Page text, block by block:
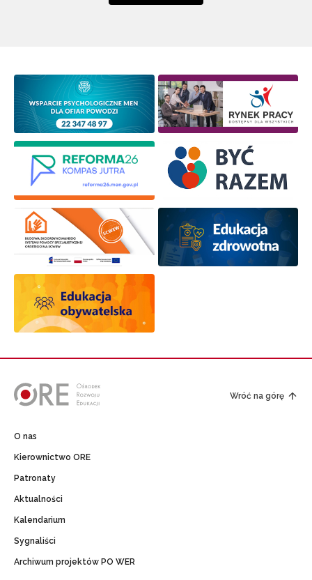
Wróć na górę
O nas
Kierownictwo ORE
Patronaty
Aktualności
Kalendarium
Sygnaliści
Archiwum projektów PO WER